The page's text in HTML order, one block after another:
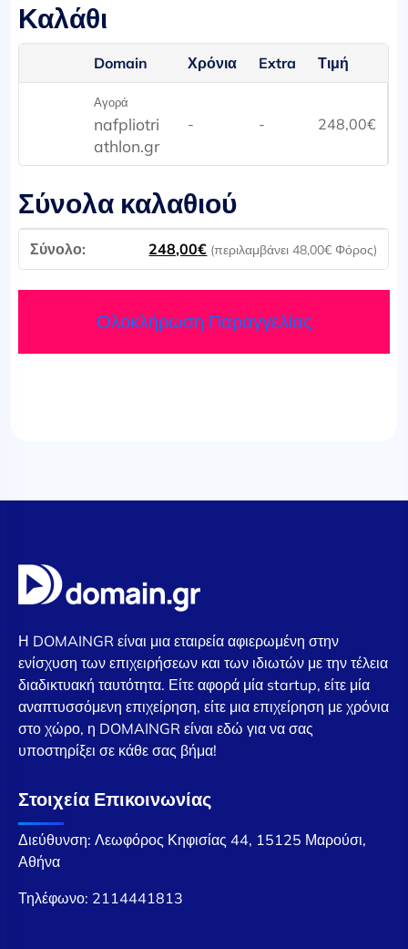
Καλάθι
Domain Χρόνια Extra Τιμή
Αγορά
nafpliotri
athlon.gr
- - 248,00€
Σύνολα καλαθιού
248,00€ (περιλαμβάνει48,00€ Φόρος)
Ολοκλήρωση Παραγγελίας
Η DOMAINGR είναι μια εταιρεία αφιερωμένη στην
ενίσχυση των επιχειρήσεων και των ιδιωτών με την τέλεια
διαδικτυακή ταυτότητα. Είτε αφορά μία startup, είτε μία
αναπτυσσόμενη επιχείρηση, είτε μια επιχείρηση με χρόνια
στο χώρο, η DOMAINGR είναι εδώ για να σας
υποστηρίξει σε κάθε σας βήμα!
Στοιχεία Επικοινωνίας
Διεύθυνση: Λεωφόρος Κηφισίας 44, 15125 Μαρούσι,
Αθήνα
Τηλέφωνο: 2114441813